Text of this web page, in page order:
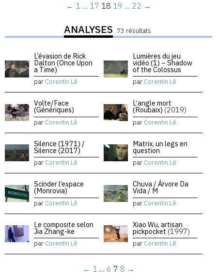
← 1 … 17 18 19 … 22 →
ANALYSES 73 résultats
L’évasion de Rick
Dalton (Once Upon
a Time)
par Corentin Lê
Lumières du jeu
vidéo (1) – Shadow
of the Colossus
par Corentin Lê
Volte/Face
(Génériques)
par Corentin Lê
L’angle mort
(Roubaix) (2019)
par Corentin Lê
Silence (1971) /
Silence (2017)
par Corentin Lê
Matrix, un legs en
question
par Corentin Lê
Scinder l’espace
(Monrovia)
par Corentin Lê
Chuva / Árvore Da
Vida / M
par Corentin Lê
Le composite selon
Jia Zhang-ke
par Corentin Lê
Xiao Wu, artisan
pickpocket (1997)
par Corentin Lê
← 1 … 6 7 8 →